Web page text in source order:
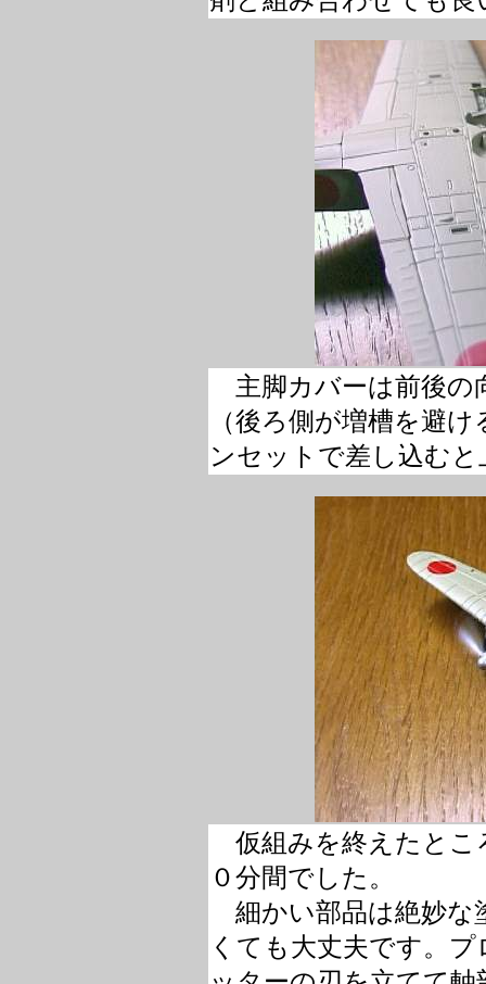
主脚カバーは前後の
（後ろ側が増槽を避
ンセットで差し込む
仮組みを終えたとこ
０分間でした。
細かい部品は絶妙な
くても大丈夫です。